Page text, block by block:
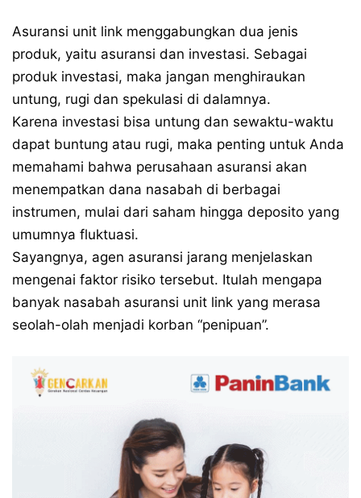
Asuransi unit link menggabungkan dua jenis
produk, yaitu asuransi dan investasi. Sebagai
produk investasi, maka jangan menghiraukan
untung, rugi dan spekulasi di dalamnya.
Karena investasi bisa untung dan sewaktu-waktu
dapat buntung atau rugi, maka penting untuk Anda
memahami bahwa perusahaan asuransi akan
menempatkan dana nasabah di berbagai
instrumen, mulai dari saham hingga deposito yang
umumnya fluktuasi.
Sayangnya, agen asuransi jarang menjelaskan
mengenai faktor risiko tersebut. Itulah mengapa
banyak nasabah asuransi unit link yang merasa
seolah-olah menjadi korban “penipuan”.